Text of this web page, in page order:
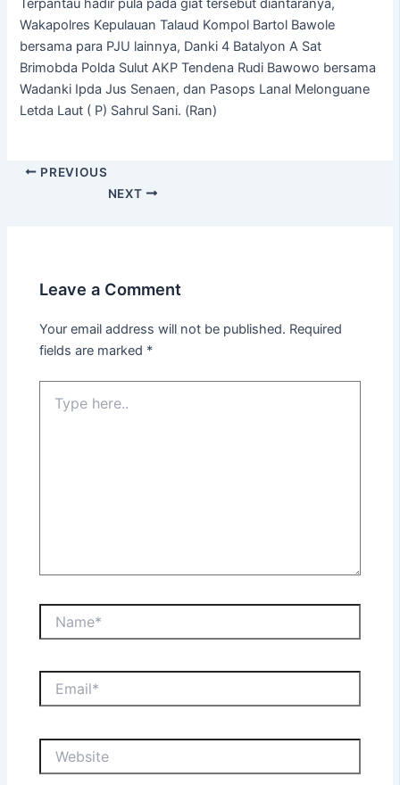
Wakapolres Kepulauan Talaud Kompol Bartol Bawole
bersama para PJU lainnya, Danki 4 Batalyon A Sat
Brimobda Polda Sulut AKP Tendena Rudi Bawowo bersama
Wadanki Ipda Jus Senaen, dan Pasops Lanal Melonguane
Letda Laut ( P) Sahrul Sani. (Ran)
PREVIOUS
NEXT
Leave a Comment
Your email address will not be published. Required
fields are marked *
here..